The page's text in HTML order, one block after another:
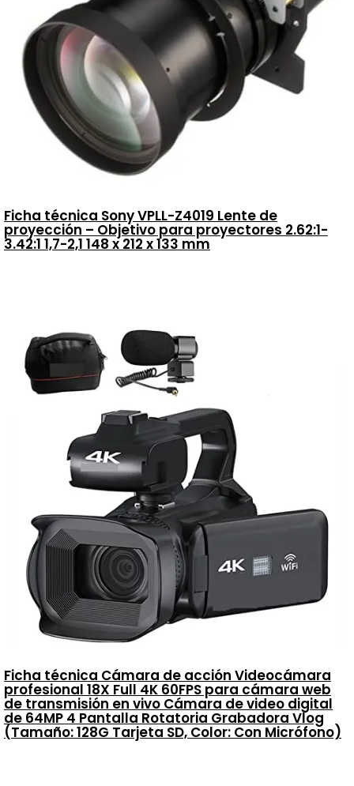
Ficha técnica Sony VPLL-Z4019 Lente de
proyección – Objetivo para proyectores 2.62:1-
3.42:1 1,7-2,1 148 x 212 x 133 mm
Ficha técnica Cámara de acción Videocámara
profesional 18X Full 4K 60FPS para cámara web
de transmisión en vivo Cámara de video digital
de 64MP 4 Pantalla Rotatoria Grabadora Vlog
(Tamaño: 128G Tarjeta SD, Color: Con Micrófono)